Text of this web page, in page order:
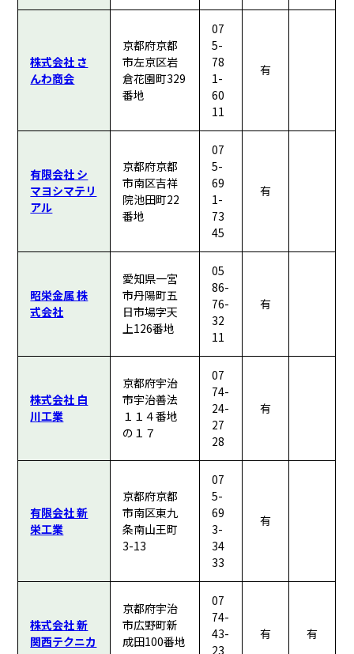
株式会社 さ
んわ商会
京都府京都
市左京区岩
倉花園町329
番地
07
5-
78
1-
60
11
有
有限会社 シ
マヨシマテリ
アル
京都府京都
市南区吉祥
院池田町22
番地
07
5-
69
1-
73
45
有
昭栄金属 株
式会社
愛知県一宮
市丹陽町五
日市場字天
上126番地
05
86-
76-
32
11
有
株式会社 白
川工業
京都府宇治
市宇治善法
１１４番地
の１７
07
74-
24-
27
28
有
有限会社 新
栄工業
京都府京都
市南区東九
条南山王町
3-13
07
5-
69
3-
34
33
有
株式会社 新
関西テクニカ
京都府宇治
市広野町新
成田100番地
07
74-
43-
23
有 有